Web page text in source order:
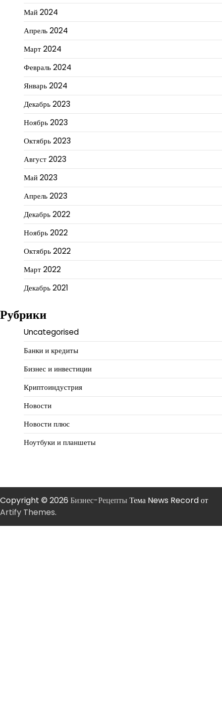
Май 2024
Апрель 2024
Март 2024
Февраль 2024
Январь 2024
Декабрь 2023
Ноябрь 2023
Октябрь 2023
Август 2023
Май 2023
Апрель 2023
Декабрь 2022
Ноябрь 2022
Октябрь 2022
Март 2022
Декабрь 2021
Рубрики
Uncategorised
Банки и кредиты
Бизнес и инвестиции
Криптоиндустрия
Новости
Новости плюс
Ноутбуки и планшеты
Copyright © 2026 Бизнес-РецептыТема News Record от
Artify Themes.